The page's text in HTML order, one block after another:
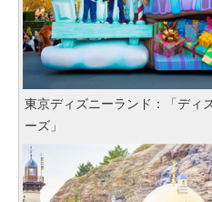
東京ディズニーランド：「ディ
ーズ」